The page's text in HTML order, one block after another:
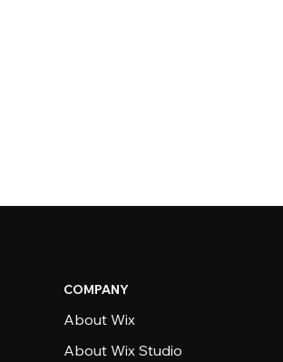
COMPANY
About Wix
About Wix Studio